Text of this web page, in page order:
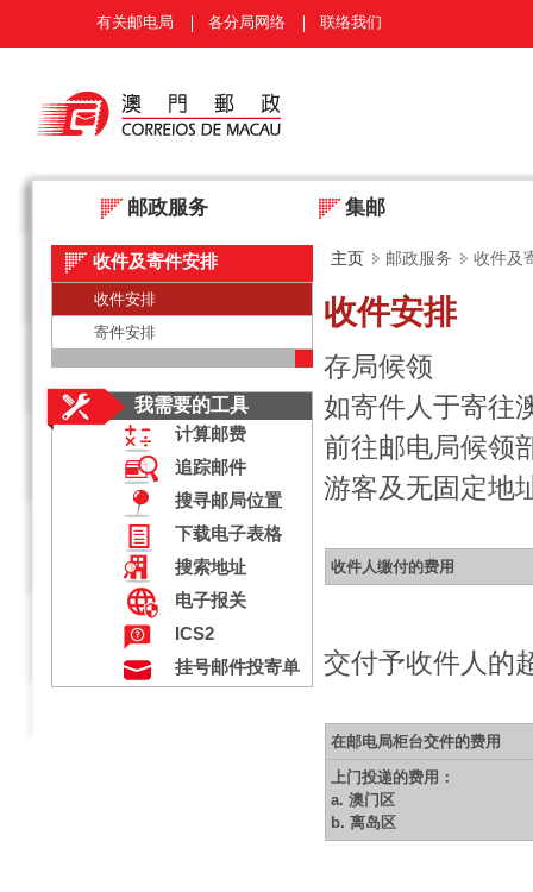
有关邮电局 各分局网络 联络我们
邮政服务 集邮
收件及寄件安排
收件安排
寄件安排
我需要的工具
计算邮费
追踪邮件
搜寻邮局位置
下载电子表格
搜索地址
电子报关
ICS2
挂号邮件投寄单
主页 邮政服务 收件及
收件安排
存局候领
如寄件人于寄往
前往邮电局候领
游客及无固定地
收件人缴付的费用
交付予收件人的
在邮电局柜台交件的费用
上门投递的费用：
a. 澳门区
b. 离岛区